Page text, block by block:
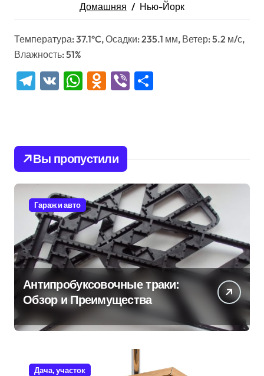
Домашняя Нью-Йорк
Температура: 37.1°C, Осадки: 235.1 мм, Ветер: 5.2 м/с,
Влажность: 51%
Telegram
VK WhatsApp
Odnoklassniki
Viber
Вы пропустили
Гараж и авто
Антипробуксовочные траки:
Обзор и Преимущества
Дача, участок